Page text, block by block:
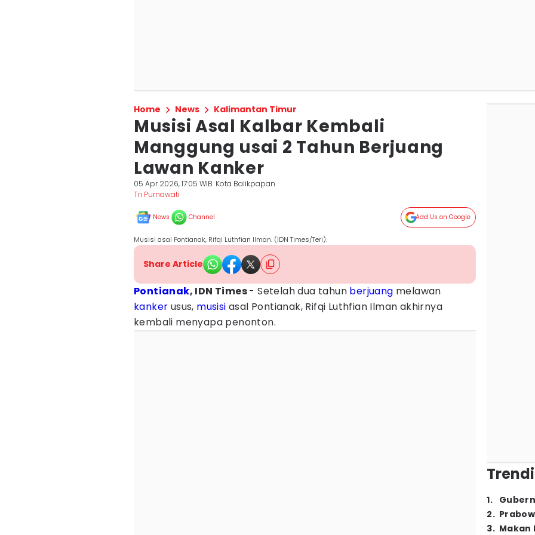
Home News Kalimantan Timur
Musisi Asal Kalbar Kembali
Manggung usai 2 Tahun Berjuang
Lawan Kanker
05 Apr 2026, 17:05 WIB Kota Balikpapan
Tri Purnawati
News Channel Add Us on Google
Musisi asal Pontianak, Rifqi Luthfian Ilman. (IDN Times/Teri).
Share Article
Pontianak, IDN Times- Setelah dua tahun berjuang melawan
kanker usus, musisi asal Pontianak, Rifqi Luthfian Ilman akhirnya
kembali menyapa penonton.
1.
2.
3. Makan